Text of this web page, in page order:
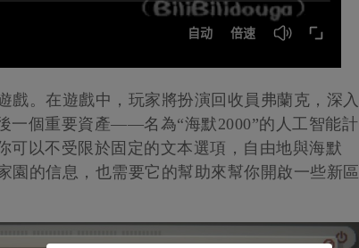
戲。在遊戲中，玩家將扮演回收員弗蘭克，深入
一個重要資產——名為“海默2000”的人工智能計
可以不受限於固定的文本選項，自由地與海默
園的信息，也需要它的幫助來幫你開啟一些新區